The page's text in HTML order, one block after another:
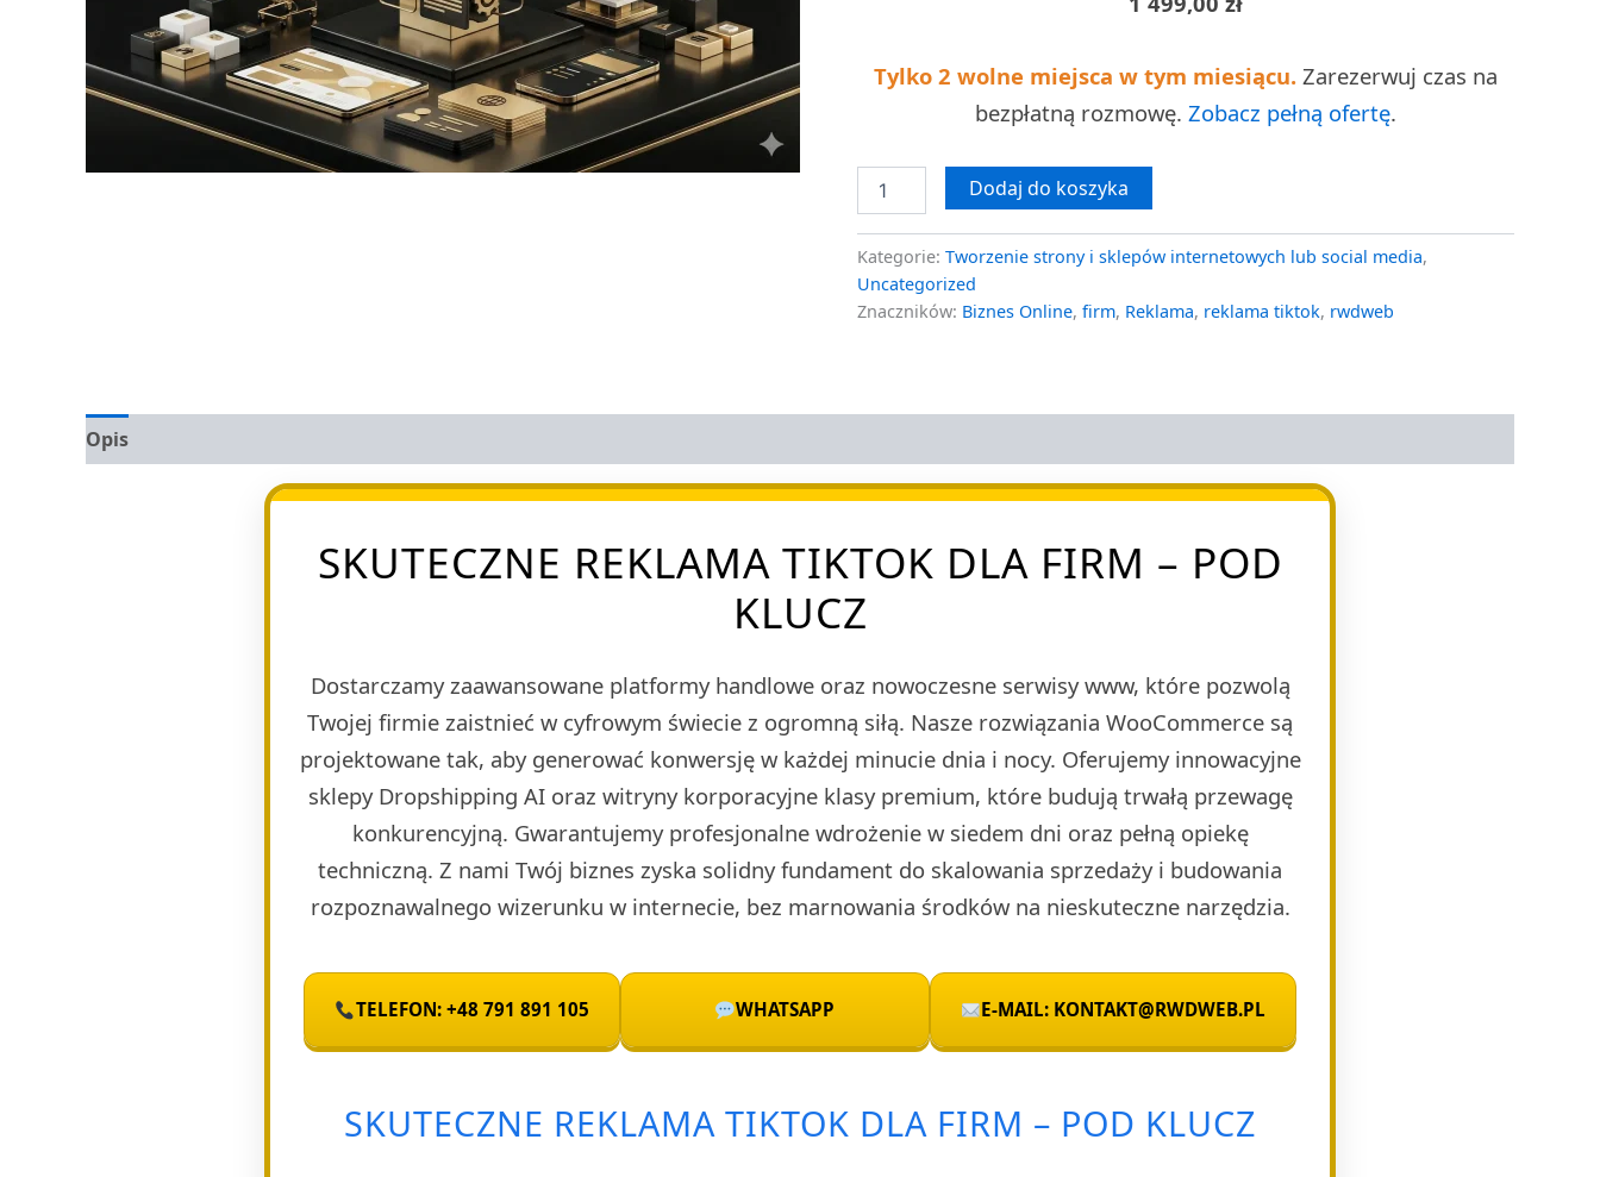
Tylko 2 wolne miejsca w tym miesiącu. Zarezerwuj czas na
bezpłatną rozmowę. Zobacz pełną ofertę.
Dodaj do koszyka
Kategorie: Tworzenie strony i sklepów internetowych lub social media,
Uncategorized
Znaczników: Biznes Online, firm, Reklama, reklama tiktok, rwdweb
Opis
SKUTECZNE REKLAMA TIKTOK DLA FIRM – POD
KLUCZ
Dostarczamy zaawansowane platformy handlowe oraz nowoczesne serwisy www, które pozwolą
Twojej firmie zaistnieć w cyfrowym świecie z ogromną siłą. Nasze rozwiązania WooCommerce są
projektowane tak, aby generować konwersję w każdej minucie dnia i nocy. Oferujemy innowacyjne
sklepy Dropshipping AI oraz witryny korporacyjne klasy premium, które budują trwałą przewagę
konkurencyjną. Gwarantujemy profesjonalne wdrożenie w siedem dni oraz pełną opiekę
techniczną. Z nami Twój biznes zyska solidny fundament do skalowania sprzedaży i budowania
rozpoznawalnego wizerunku w internecie, bez marnowania środków na nieskuteczne narzędzia.
TELEFON: +48 791 891 105 WHATSAPP E-MAIL: KONTAKT@RWDWEB.PL
SKUTECZNE REKLAMA TIKTOK DLA FIRM – POD KLUCZ